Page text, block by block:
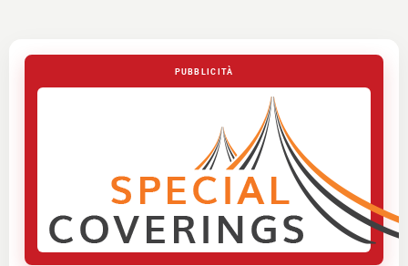
PUBBLICITÀ